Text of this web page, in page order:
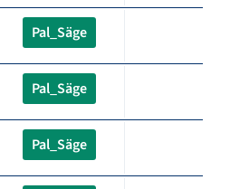
Pal_Säge
Pal_Säge
Pal_Säge